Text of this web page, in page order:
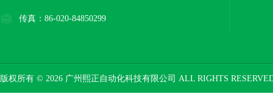
传真：86-020-84850299
版权所有 © 2026 广州熙正自动化科技有限公司 ALL RIGHTS